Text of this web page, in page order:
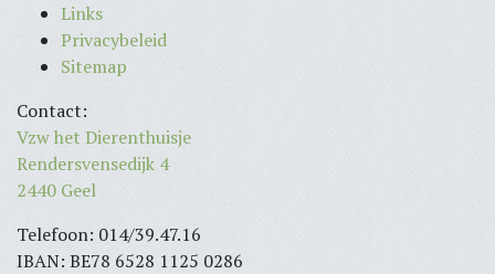
Links
Privacybeleid
Sitemap
Contact:
Vzw het Dierenthuisje
Rendersvensedijk 4
2440 Geel
Telefoon: 014/39.47.16
IBAN: BE78 6528 1125 0286